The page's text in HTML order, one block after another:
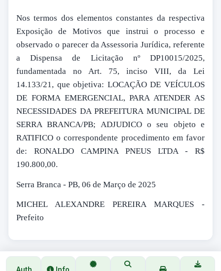
Nos termos dos elementos constantes da respectiva
Exposição de Motivos que instrui o processo e
observado o parecer da Assessoria Jurídica, referente
a Dispensa de Licitação nº DP10015/2025,
fundamentada no Art. 75, inciso VIII, da Lei
14.133/21, que objetiva: LOCAÇÃO DE VEÍCULOS
DE FORMA EMERGENCIAL, PARA ATENDER AS
NECESSIDADES DA PREFEITURA MUNICIPAL DE
SERRA BRANCA/PB; ADJUDICO o seu objeto e
RATIFICO o correspondente procedimento em favor
de: RONALDO CAMPINA PNEUS LTDA - R$
190.800,00.
Serra Branca - PB, 06 de Março de 2025
MICHEL ALEXANDRE PEREIRA MARQUES -
Prefeito
Auth Info